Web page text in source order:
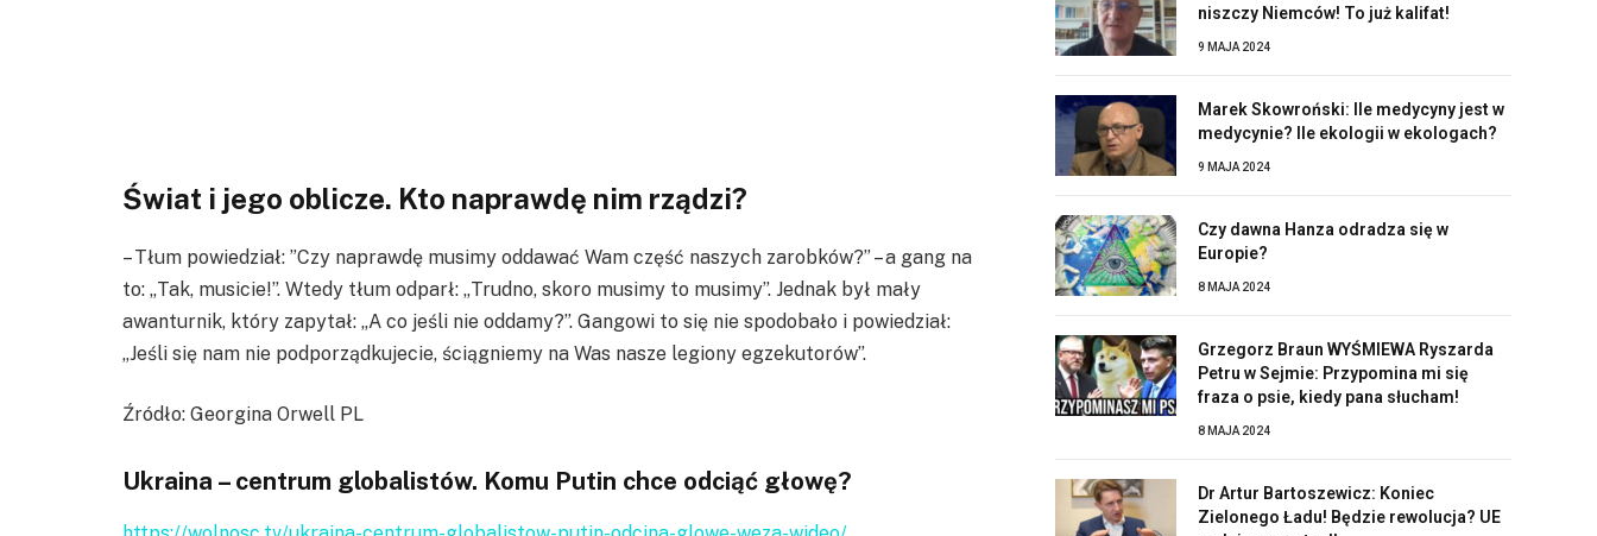
Świat i jego oblicze. Kto naprawdę nim rządzi?
– Tłum powiedział: ”Czy naprawdę musimy oddawać Wam część naszych zarobków?” – a gang na
to: „Tak, musicie!”. Wtedy tłum odparł: „Trudno, skoro musimy to musimy”. Jednak był mały
awanturnik, który zapytał: „A co jeśli nie oddamy?”. Gangowi to się nie spodobało i powiedział:
„Jeśli się nam nie podporządkujecie, ściągniemy na Was nasze legiony egzekutorów”.
Źródło: Georgina Orwell PL
Ukraina – centrum globalistów. Komu Putin chce odciąć głowę?
niszczy Niemców! To już kalifat!
9 MAJA 2024
Marek Skowroński: Ile medycyny jest w
medycynie? Ile ekologii w ekologach?
9 MAJA 2024
Czy dawna Hanza odradza się w
Europie?
8 MAJA 2024
Grzegorz Braun WYŚMIEWA Ryszarda
Petru w Sejmie: Przypomina mi się
fraza o psie, kiedy pana słucham!
8 MAJA 2024
Dr Artur Bartoszewicz: Koniec
Zielonego Ładu! Będzie rewolucja? UE